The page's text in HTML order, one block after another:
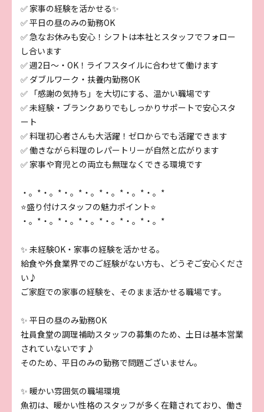
✅ 家事の経験を活かせる✨
✅ 平日の昼のみの勤務OK
✅ 急なお休みも安心！シフトは本社とスタッフでフォロー
し合います
✅ 週2日～・OK！ライフスタイルに合わせて働けます
✅ ダブルワーク・扶養内勤務OK
✅ 「感謝の気持ち」を大切にする、温かい職場です
✅ 未経験・ブランクありでもしっかりサポートで安心スタ
ート
✅ 料理初心者さんも大活躍！ゼロからでも活躍できます
✅ 働きながら料理のレパートリーが自然と広がります
✅ 家事や育児との両立も無理なくできる環境です
・。*・。*・。*・。*・。*・。*・。*
⭐盛り付けスタッフの魅力ポイント⭐
・。*・。*・。*・。*・。*・。*・。*
✨ 未経験OK・家事の経験を活かせる。
給食や外食業界でのご経験がない方も、どうぞご安心くださ
い♪
ご家庭での家事の経験を、そのまま活かせる職場です。
✨ 平日の昼のみ勤務OK
社員食堂の調理補助スタッフの募集のため、土日は基本営業
されていないです♪
そのため、平日のみの勤務で問題ございません。
✨ 暖かい雰囲気の職場環境
魚初は、暖かい性格のスタッフが多く在籍されており、働き